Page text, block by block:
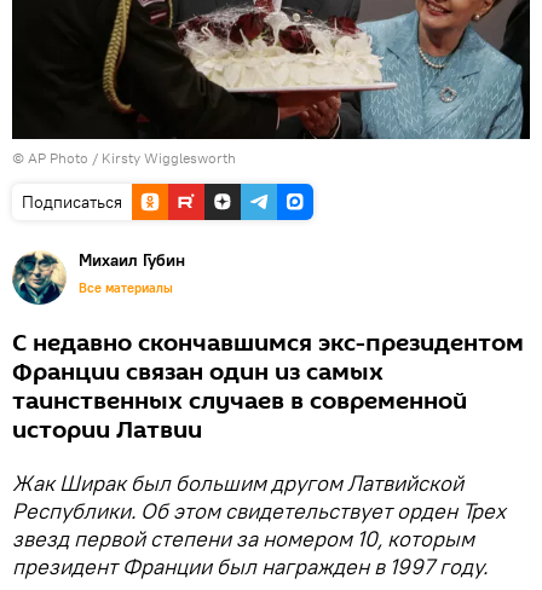
© AP Photo / Kirsty Wigglesworth
Подписаться
Михаил Губин
Все материалы
С недавно скончавшимся экс-президентом
Франции связан один из самых
таинственных случаев в современной
истории Латвии
Жак Ширак был большим другом Латвийской
Республики. Об этом свидетельствует орден Трех
звезд первой степени за номером 10, которым
президент Франции был награжден в 1997 году.